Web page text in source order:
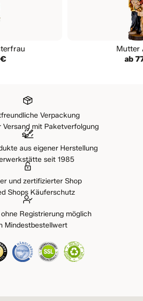
Mutter
ab
Verpackung
Versand mit Paketverfolgung
aus eigener Herstellung
seit 1985
und zertifizierter Shop
Shops Käuferschutz
Registrierung möglich
Mindestbestellwert